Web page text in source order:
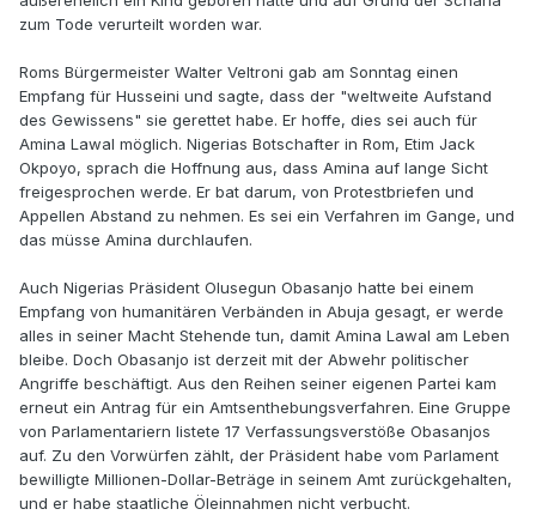
zum Tode verurteilt worden war.
Roms Bürgermeister Walter Veltroni gab am Sonntag einen
Empfang für Husseini und sagte, dass der "weltweite Aufstand
des Gewissens" sie gerettet habe. Er hoffe, dies sei auch für
Amina Lawal möglich. Nigerias Botschafter in Rom, Etim Jack
Okpoyo, sprach die Hoffnung aus, dass Amina auf lange Sicht
freigesprochen werde. Er bat darum, von Protestbriefen und
Appellen Abstand zu nehmen. Es sei ein Verfahren im Gange, und
das müsse Amina durchlaufen.
Auch Nigerias Präsident Olusegun Obasanjo hatte bei einem
Empfang von humanitären Verbänden in Abuja gesagt, er werde
alles in seiner Macht Stehende tun, damit Amina Lawal am Leben
bleibe. Doch Obasanjo ist derzeit mit der Abwehr politischer
Angriffe beschäftigt. Aus den Reihen seiner eigenen Partei kam
erneut ein Antrag für ein Amtsenthebungsverfahren. Eine Gruppe
von Parlamentariern listete 17 Verfassungsverstöße Obasanjos
auf. Zu den Vorwürfen zählt, der Präsident habe vom Parlament
bewilligte Millionen-Dollar-Beträge in seinem Amt zurückgehalten,
und er habe staatliche Öleinnahmen nicht verbucht.